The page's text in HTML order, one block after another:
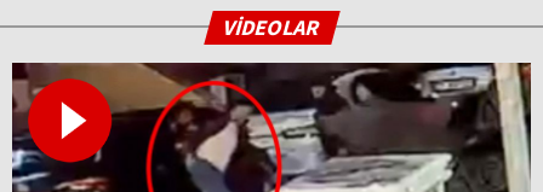
VİDEOLAR